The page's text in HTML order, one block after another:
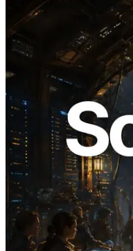
2026.08.05
ERPC、Solana
リージョンの
Validators